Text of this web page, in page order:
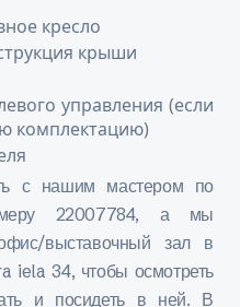
кресло
крыши
управления (если
комплектацию)
с нашим мастером по
22007784, а мы
выставочный зал в
iela 34, чтобы осмотреть
и посидеть в ней. В